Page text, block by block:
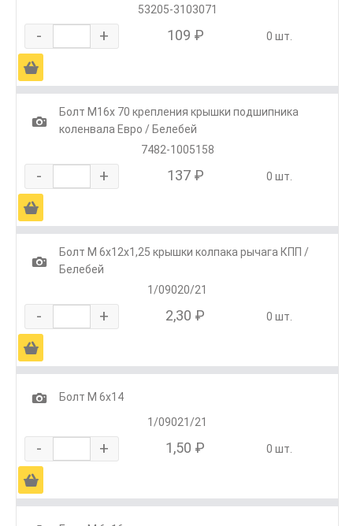
53205-3103071
- + 109 ₽ 0 шт.
Ä
1
Болт М16х 70 крепления крышки подшипника
коленвала Евро / Белебей
7482-1005158
- + 137 ₽ 0 шт.
Ä
1
Болт М 6х12х1,25 крышки колпака рычага КПП /
Белебей
1/09020/21
- + 2,30 ₽ 0 шт.
Ä
1
Болт М 6х14
1/09021/21
- + 1,50 ₽ 0 шт.
Ä